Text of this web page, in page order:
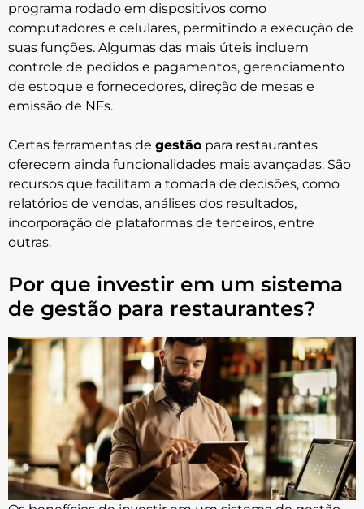
programa rodado em dispositivos como
computadores e celulares, permitindo a execução de
suas funções. Algumas das mais úteis incluem
controle de pedidos e pagamentos, gerenciamento
de estoque e fornecedores, direção de mesas e
emissão de NFs.
Certas ferramentas de gestão para restaurantes
oferecem ainda funcionalidades mais avançadas. São
recursos que facilitam a tomada de decisões, como
relatórios de vendas, análises dos resultados,
incorporação de plataformas de terceiros, entre
outras.
Por que investir em um sistema
de gestão para restaurantes?